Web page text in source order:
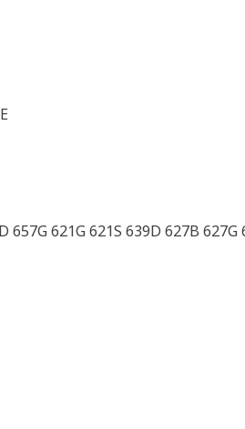
621G 621S 639D 627B 627G